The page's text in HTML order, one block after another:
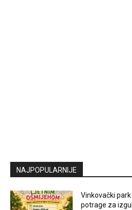
NAJPOPULARNIJE
Vinkovački
potrage za